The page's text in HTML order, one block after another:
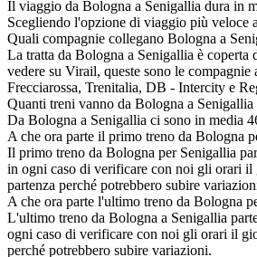
Il viaggio da Bologna a Senigallia dura in
Scegliendo l'opzione di viaggio più veloce
Quali compagnie collegano Bologna a
La tratta da Bologna a Senigallia è coperta
vedere su Virail, queste sono le compagnie
Frecciarossa, Trenitalia, DB - Intercity e
Quanti treni vanno da Bologna a
Da Bologna a Senigallia ci sono in media
A che ora parte il primo treno da Bologna
Il primo treno da Bologna per Senigallia
in ogni caso di verificare con noi gli orari il
partenza perché potrebbero subire
A che ora parte l'ultimo treno da Bologna
L'ultimo treno da Bologna a Senigallia
ogni caso di verificare con noi gli orari il
perché potrebbero subire variazioni.